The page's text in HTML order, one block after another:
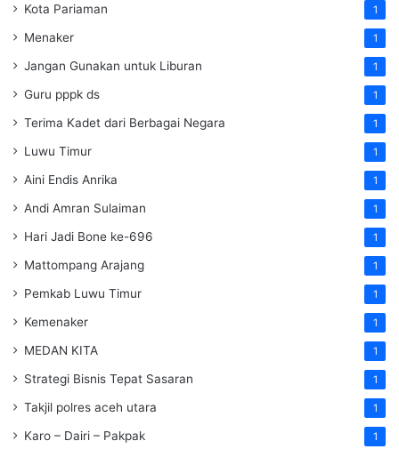
Kota Pariaman 1
Menaker 1
Jangan Gunakan untuk Liburan 1
Guru pppk ds 1
Terima Kadet dari Berbagai Negara 1
Luwu Timur 1
Aini Endis Anrika 1
Andi Amran Sulaiman 1
Hari Jadi Bone ke-696 1
Mattompang Arajang 1
Pemkab Luwu Timur 1
Kemenaker 1
MEDAN KITA 1
Strategi Bisnis Tepat Sasaran 1
Takjil polres aceh utara 1
Karo – Dairi – Pakpak 1